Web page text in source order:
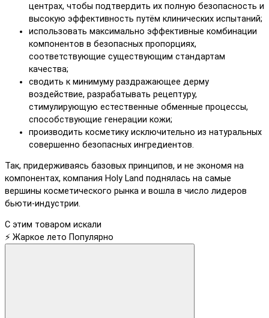
центрах, чтобы подтвердить их полную безопасность и
высокую эффективность путём клинических испытаний;
использовать максимально эффективные комбинации
компонентов в безопасных пропорциях,
соответствующие существующим стандартам
качества;
сводить к минимуму раздражающее дерму
воздействие, разрабатывать рецептуру,
стимулирующую естественные обменные процессы,
способствующие генерации кожи;
производить косметику исключительно из натуральных
совершенно безопасных ингредиентов.
Так, придерживаясь базовых принципов, и не экономя на
компонентах, компания Holy Land поднялась на самые
вершины косметического рынка и вошла в число лидеров
бьюти-индустрии.
С этим товаром искали
⚡ Жаркое лето Популярно